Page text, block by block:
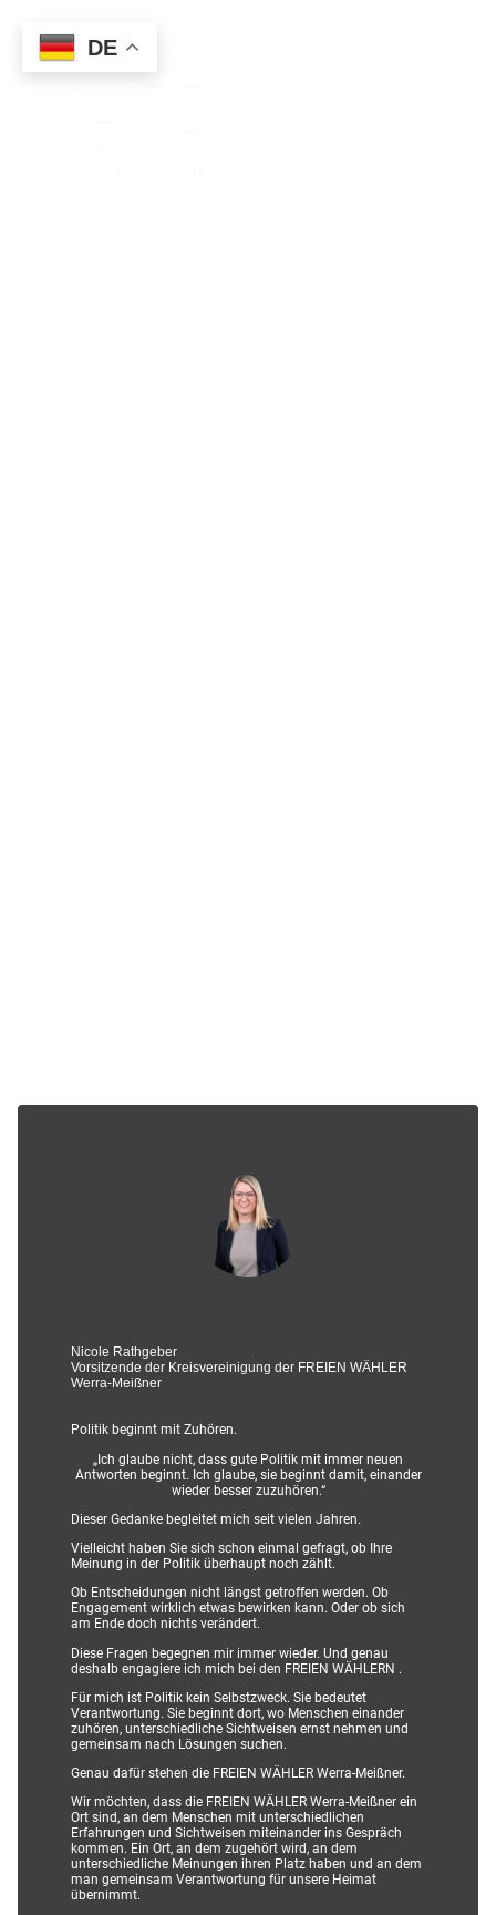
Nicole Rathgeber
Vorsitzende der Kreisvereinigung der FREIEN WÄHLER
Werra-Meißner
Politik beginnt mit Zuhören.
„Ich glaube nicht, dass gute Politik mit immer neuen
Antworten beginnt. Ich glaube, sie beginnt damit, einander
wieder besser zuzuhören.“
Dieser Gedanke begleitet mich seit vielen Jahren.
Vielleicht haben Sie sich schon einmal gefragt, ob Ihre
Meinung in der Politik überhaupt noch zählt.
Ob Entscheidungen nicht längst getroffen werden. Ob
Engagement wirklich etwas bewirken kann. Oder ob sich
am Ende doch nichts verändert.
Diese Fragen begegnen mir immer wieder. Und genau
deshalb engagiere ich mich bei den FREIEN WÄHLERN .
Für mich ist Politik kein Selbstzweck. Sie bedeutet
Verantwortung. Sie beginnt dort, wo Menschen einander
zuhören, unterschiedliche Sichtweisen ernst nehmen und
gemeinsam nach Lösungen suchen.
Genau dafür stehen die FREIEN WÄHLER Werra-Meißner.
Wir möchten, dass die FREIEN WÄHLER Werra-Meißner ein
Ort sind, an dem Menschen mit unterschiedlichen
Erfahrungen und Sichtweisen miteinander ins Gespräch
kommen. Ein Ort, an dem zugehört wird, an dem
unterschiedliche Meinungen ihren Platz haben und an dem
man gemeinsam Verantwortung für unsere Heimat
übernimmt.
DE